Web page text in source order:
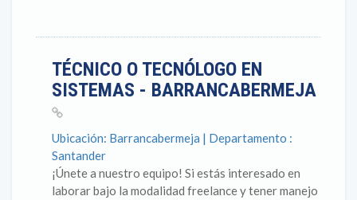
TÉCNICO O TECNÓLOGO EN
SISTEMAS - BARRANCABERMEJA
Ubicación: Barrancabermeja | Departamento :
Santander
¡Únete a nuestro equipo! Si estás interesado en
laborar bajo la modalidad freelance y tener manejo